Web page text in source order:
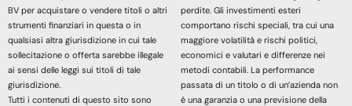
BV per acquistare o vendere titoli o altri
strumenti finanziari in questa o in
qualsiasi altra giurisdizione in cui tale
sollecitazione o offerta sarebbe illegale
ai sensi delle leggi sui titoli di tale
giurisdizione.
Tutti i contenuti di questo sito sono
perdite. Gli investimenti esteri
comportano rischi speciali, tra cui una
maggiore volatilità e rischi politici,
economici e valutari e differenze nei
metodi contabili. La performance
passata di un titolo o di un’azienda non
è una garanzia o una previsione della